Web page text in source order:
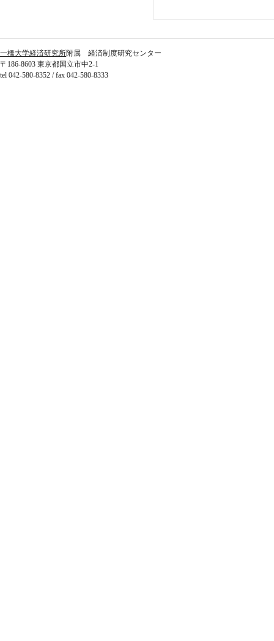
一橋大学経済研究所附属 経済制度研究センター
〒186-8603 東京都国立市中2-1
tel 042-580-8352 / fax 042-580-8333